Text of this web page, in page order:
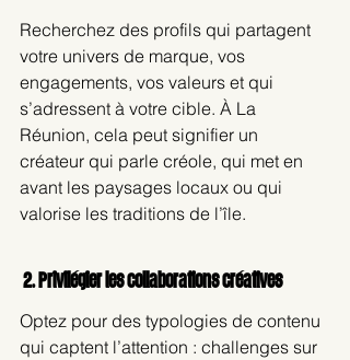
Recherchez des profils qui partagent
votre univers de marque, vos
engagements, vos valeurs et qui
s’adressent à votre cible. À La
Réunion, cela peut signifier un
créateur qui parle créole, qui met en
avant les paysages locaux ou qui
valorise les traditions de l’île.
2. Privilégier les collaborations créatives
Optez pour des typologies de contenu
qui captent l’attention : challenges sur